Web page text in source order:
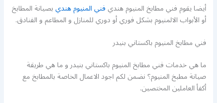
أيضا يقوم فني مطابخ المنيوم هنديفني المنيوم هنديبصيانة المطابخ
أو الأبواب الالمنيوم بشكل فوري أو دوري للمنازل و المطاعم و الفنادق.
فني مطابخ المنيوم باكستاني بنيدر
ما هي خدمات فني مطابخ المنيوم باكستاني بنيدر و ما هي طريقة
صيانة مطبخ المنيوم؟ نضمن لكم اجود الاعمال الخاصة بالمطابخ مع
أكفأ العاملين المختصين.